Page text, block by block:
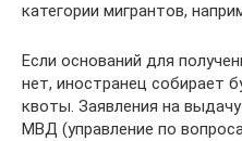
категории мигрантов,
Если оснований для
нет, иностранец собирает
квоты. Заявления на
МВД (управление по